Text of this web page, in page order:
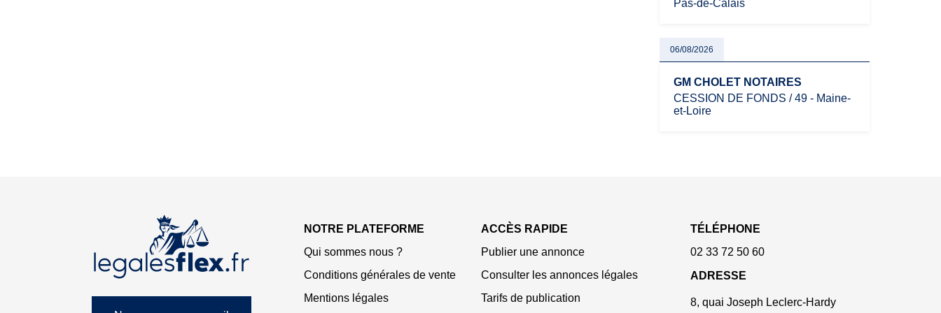
Pas-de-Calais
06/08/2026
GM CHOLET NOTAIRES
CESSION DE FONDS / 49 - Maine-
et-Loire
NOTRE PLATEFORME
Qui sommes nous ?
Conditions générales de vente
Mentions légales
ACCÈS RAPIDE
Publier une annonce
Consulter les annonces légales
Tarifs de publication
TÉLÉPHONE
02 33 72 50 60
ADRESSE
8, quai Joseph Leclerc-Hardy